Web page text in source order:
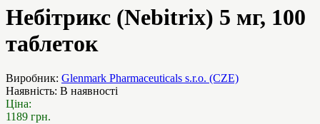
Небітрикс (Nebitrix) 5 мг, 100
таблеток
Виробник: Glenmark Pharmaceuticals s.r.o. (CZE)
Наявність: В наявності
Ціна:
1189 грн.